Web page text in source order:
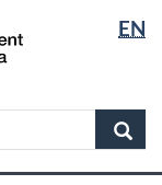
langue
EN
Canada